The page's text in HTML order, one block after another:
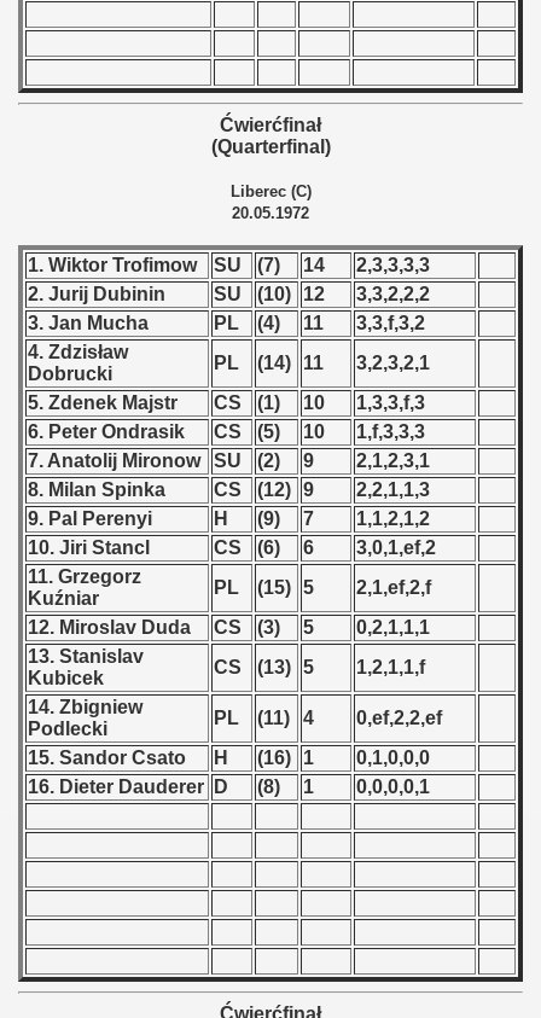
Ćwierćfinał
(Quarterfinal)
Liberec (C)
20.05.1972
1. Wiktor Trofimow SU (7) 14
2,3,3,3,3
2. Jurij Dubinin
SU (10) 12
3,3,2,2,2
3. Jan Mucha
PL (4) 11
3,3,f,3,2
4. Zdzisław
Dobrucki
PL (14) 11
3,2,3,2,1
5. Zdenek Majstr
CS (1) 10
1,3,3,f,3
6. Peter Ondrasik
CS (5) 10
1,f,3,3,3
7. Anatolij Mironow
SU (2) 9
2,1,2,3,1
8. Milan Spinka
CS (12) 9
2,2,1,1,3
9. Pal Perenyi
H (9) 7
1,1,2,1,2
10. Jiri Stancl
CS (6) 6
3,0,1,ef,2
11. Grzegorz
Kuźniar
PL (15) 5
2,1,ef,2,f
12. Miroslav Duda
CS (3) 5
0,2,1,1,1
13. Stanislav
Kubicek
CS (13) 5
1,2,1,1,f
14. Zbigniew
Podlecki
PL (11) 4
0,ef,2,2,ef
15. Sandor Csato
H (16) 1
0,1,0,0,0
16. Dieter Dauderer
D (8) 1 0,0,0,0,1
Ćwierćfinał
Qualifications) - 1972
Round) - 1972
1983
1984
- 1988